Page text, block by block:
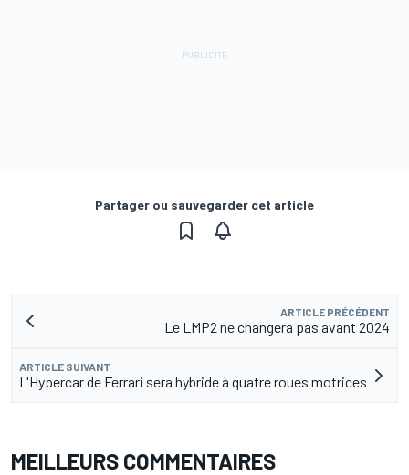
Partager ou sauvegarder cet article
ARTICLE PRÉCÉDENT
Le LMP2 ne changera pas avant 2024
ARTICLE SUIVANT
L'Hypercar de Ferrari sera hybride à quatre roues motrices
MEILLEURS COMMENTAIRES